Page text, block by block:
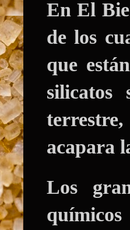
En El
de los
que
silicatos
acapara
Los